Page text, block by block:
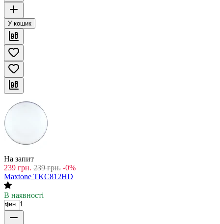
У кошик
На запит
239 грн. 239 грн. -0%
Maxtone TKC812HD
В наявності
мин. 1